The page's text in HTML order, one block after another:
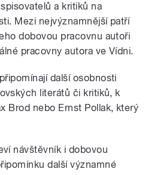
a kritiků na
Mezi nejvýznamnější patří
dobovou pracovnu autoři
pracovny autora ve Vídni.
další osobnosti
literátů či kritiků, k
Brod nebo Ernst Pollak, který
návštěvník i dobovou
další významné